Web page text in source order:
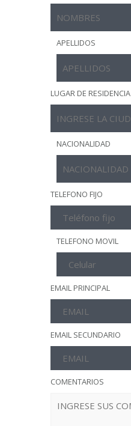
APELLIDOS
LUGAR DE RESIDENCIA
NACIONALIDAD
TELEFONO FIJO
TELEFONO MOVIL
EMAIL PRINCIPAL
EMAIL SECUNDARIO
COMENTARIOS